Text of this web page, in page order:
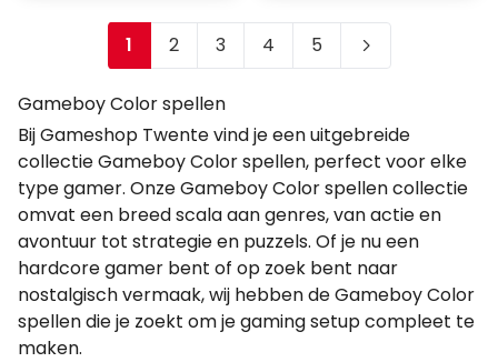
Je leest momenteel pagina
1 Pagina
2 Pagina
3 Pagina
4 Pagina
5
Gameboy Color spellen
Bij Gameshop Twente vind je een uitgebreide
collectie Gameboy Color spellen, perfect voor elke
type gamer. Onze Gameboy Color spellen collectie
omvat een breed scala aan genres, van actie en
avontuur tot strategie en puzzels. Of je nu een
hardcore gamer bent of op zoek bent naar
nostalgisch vermaak, wij hebben de Gameboy Color
spellen die je zoekt om je gaming setup compleet te
maken.